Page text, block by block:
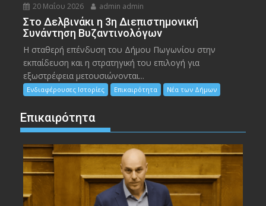
20 Μαΐου 2026 admin admin
Στο Δελβινάκι η 3η Διεπιστημονική
Συνάντηση Βυζαντινολόγων
Η σταθερή επένδυση του Δήμου Πωγωνίου στην
εκπαίδευση και η στρατηγική του επιλογή για
εξωστρέφεια μετουσιώνονται...
Ενδιαφέρουσες Ιστορίες Επικαιρότητα Νέα των Δήμων
Επικαιρότητα